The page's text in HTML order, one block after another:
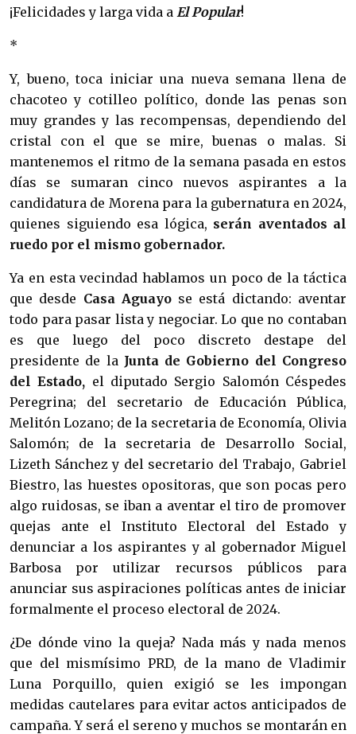
¡Felicidades y larga vida a El Popular!
*
Y, bueno, toca iniciar una nueva semana llena de
chacoteo y cotilleo político, donde las penas son
muy grandes y las recompensas, dependiendo del
cristal con el que se mire, buenas o malas. Si
mantenemos el ritmo de la semana pasada en estos
días se sumaran cinco nuevos aspirantes a la
candidatura de Morena para la gubernatura en 2024,
quienes siguiendo esa lógica, serán aventados al
ruedo por el mismo gobernador.
Ya en esta vecindad hablamos un poco de la táctica
que desde Casa Aguayo se está dictando: aventar
todo para pasar lista y negociar. Lo que no contaban
es que luego del poco discreto destape del
presidente de la Junta de Gobierno del Congreso
del Estado, el diputado Sergio Salomón Céspedes
Peregrina; del secretario de Educación Pública,
Melitón Lozano; de la secretaria de Economía, Olivia
Salomón; de la secretaria de Desarrollo Social,
Lizeth Sánchez y del secretario del Trabajo, Gabriel
Biestro, las huestes opositoras, que son pocas pero
algo ruidosas, se iban a aventar el tiro de promover
quejas ante el Instituto Electoral del Estado y
denunciar a los aspirantes y al gobernador Miguel
Barbosa por utilizar recursos públicos para
anunciar sus aspiraciones políticas antes de iniciar
formalmente el proceso electoral de 2024.
¿De dónde vino la queja? Nada más y nada menos
que del mismísimo PRD, de la mano de Vladimir
Luna Porquillo, quien exigió se les impongan
medidas cautelares para evitar actos anticipados de
campaña. Y será el sereno y muchos se montarán en